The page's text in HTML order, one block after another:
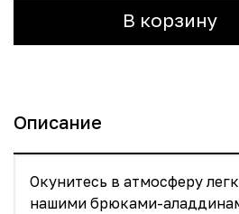
В корзину
Описание
Окунитесь в атмосферу
нашими брюками-